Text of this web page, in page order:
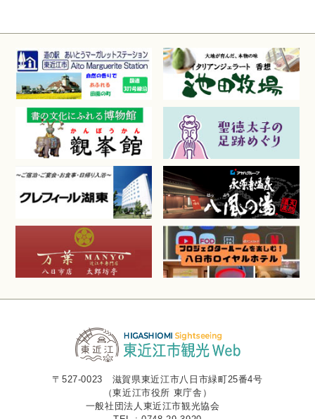
〒527-0023 滋賀県東近江市八日市緑町25番4号
（東近江市役所 東庁舎）
一般社団法人東近江市観光協会